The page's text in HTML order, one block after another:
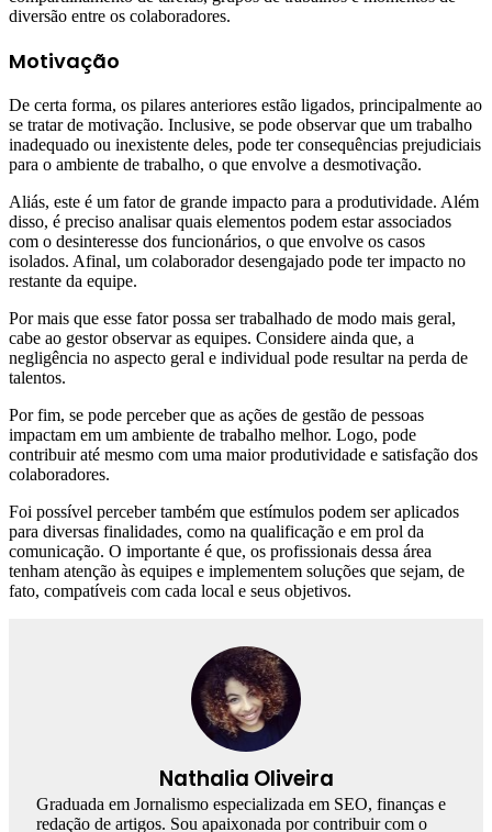
diversão entre os colaboradores.
Motivação
De certa forma, os pilares anteriores estão ligados, principalmente ao
se tratar de motivação. Inclusive, se pode observar que um trabalho
inadequado ou inexistente deles, pode ter consequências prejudiciais
para o ambiente de trabalho, o que envolve a desmotivação.
Aliás, este é um fator de grande impacto para a produtividade. Além
disso, é preciso analisar quais elementos podem estar associados
com o desinteresse dos funcionários, o que envolve os casos
isolados. Afinal, um colaborador desengajado pode ter impacto no
restante da equipe.
Por mais que esse fator possa ser trabalhado de modo mais geral,
cabe ao gestor observar as equipes. Considere ainda que, a
negligência no aspecto geral e individual pode resultar na perda de
talentos.
Por fim, se pode perceber que as ações de gestão de pessoas
impactam em um ambiente de trabalho melhor. Logo, pode
contribuir até mesmo com uma maior produtividade e satisfação dos
colaboradores.
Foi possível perceber também que estímulos podem ser aplicados
para diversas finalidades, como na qualificação e em prol da
comunicação. O importante é que, os profissionais dessa área
tenham atenção às equipes e implementem soluções que sejam, de
fato, compatíveis com cada local e seus objetivos.
Nathalia Oliveira
Graduada em Jornalismo especializada em SEO, finanças e
redação de artigos. Sou apaixonada por contribuir com o